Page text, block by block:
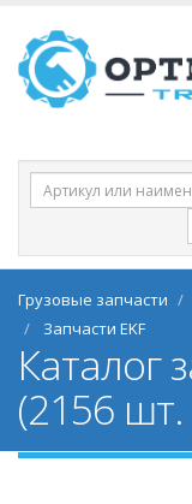
Грузовые запчасти
Запчасти EKF
Каталог
(2156 шт.